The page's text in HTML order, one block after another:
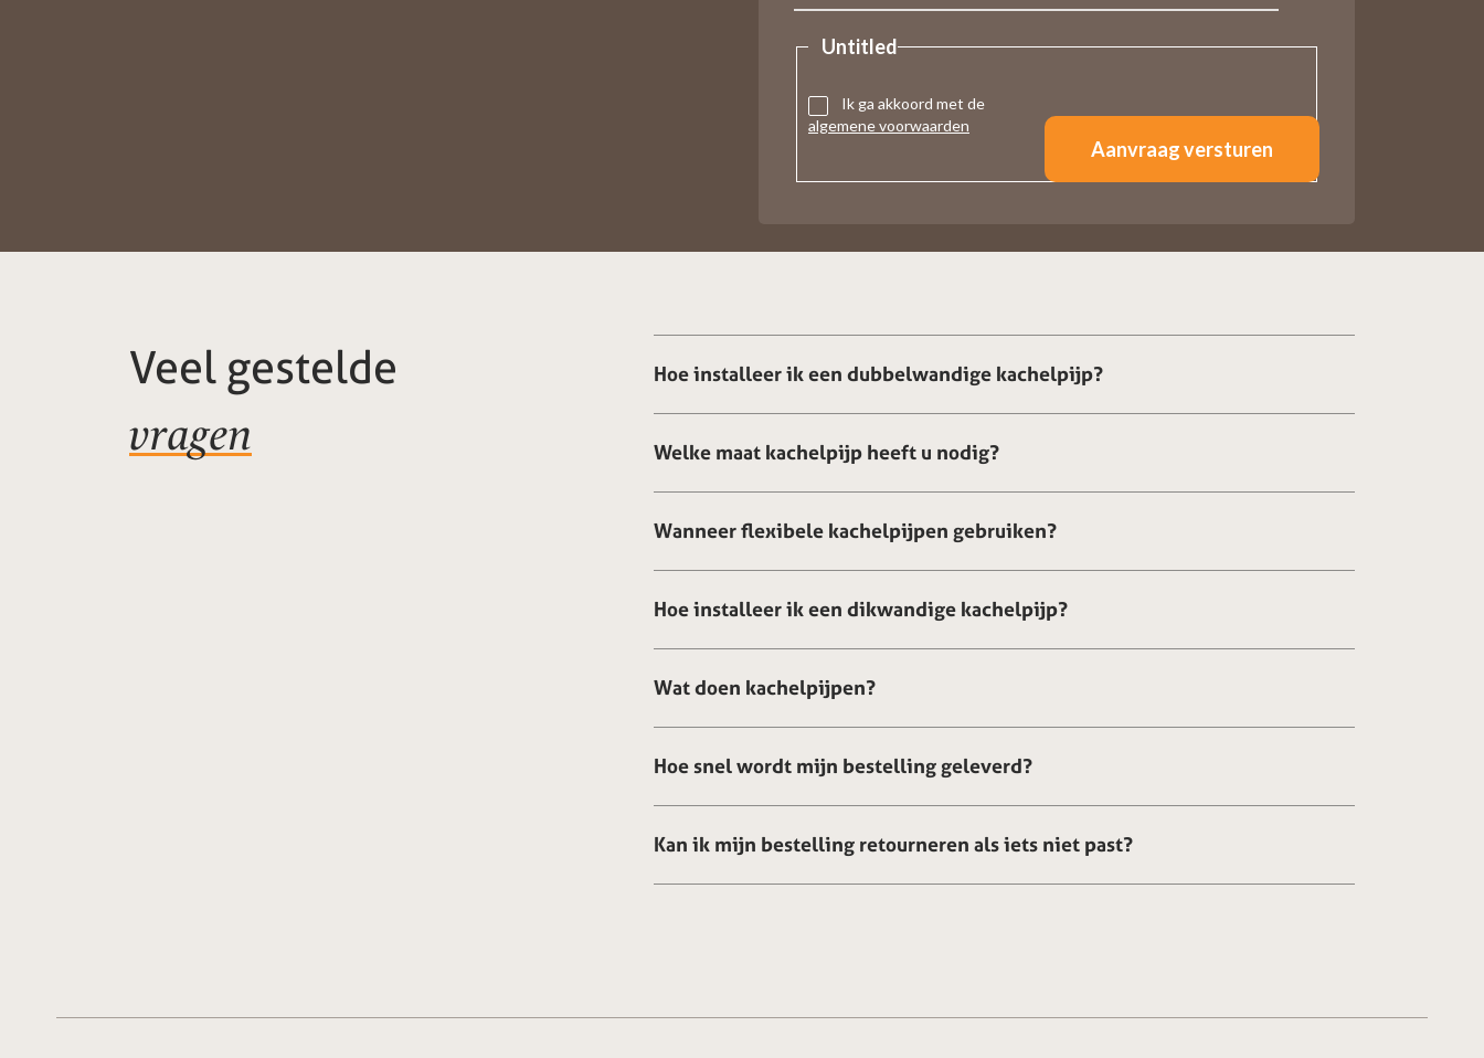
Untitled
Ik ga akkoord met de
algemene voorwaarden
Veel gestelde
vragen
Hoe installeer ik een dubbelwandige kachelpijp?
Welke maat kachelpijp heeft u nodig?
Wanneer flexibele kachelpijpen gebruiken?
Hoe installeer ik een dikwandige kachelpijp?
Wat doen kachelpijpen?
Hoe snel wordt mijn bestelling geleverd?
Kan ik mijn bestelling retourneren als iets niet past?